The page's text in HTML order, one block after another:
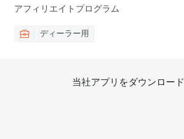
アフィリエイトプログラム
ディーラー用
当社アプリをダウンロード